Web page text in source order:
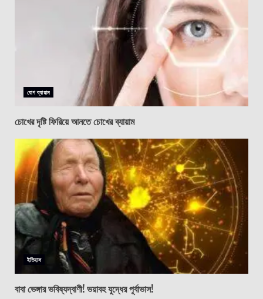
যোগ ব্যায়াম
চোখের দৃষ্টি ফিরিয়ে আনতে চোখের ব্যায়াম
ইতিহাস
বাবা ভেঙ্গার ভবিষ্যদ্বাণী! ভয়াবহ যুদ্ধের পূর্বাভাস!